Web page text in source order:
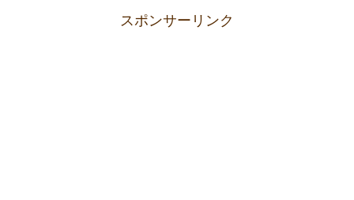
スポンサーリンク